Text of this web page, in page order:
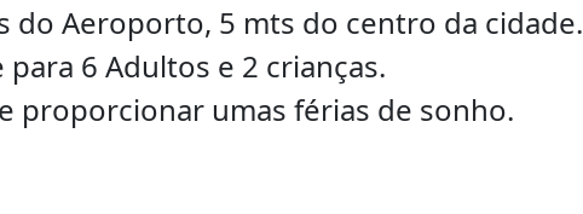
do Aeroporto, 5 mts do centro da cidade.
para 6 Adultos e 2 crianças.
proporcionar umas férias de sonho.